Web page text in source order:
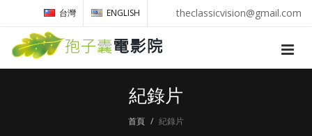
theclassicvision@gmail.com
台灣 ENGLISH
紀錄片
首頁 紀錄片